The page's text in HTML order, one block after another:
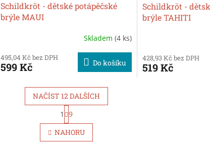
Schildkröt - dětské potápěčské
brýle MAUI
Skladem (4 ks)
495,04 Kč bez DPH
599 Kč Do košíku
Schildkröt -
brýle TAHITI
428,93 Kč bez DPH
519 Kč
O
v
l
NAČÍST 12 DALŠÍCH
S
t
r
á
n
1
9
NAHORU